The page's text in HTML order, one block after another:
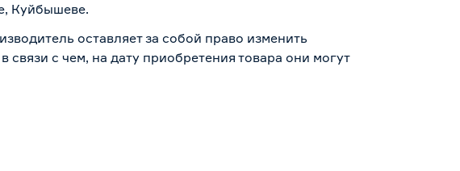
Куйбышеве.
оставляет за собой право изменить
с чем, на дату приобретения товара они могут